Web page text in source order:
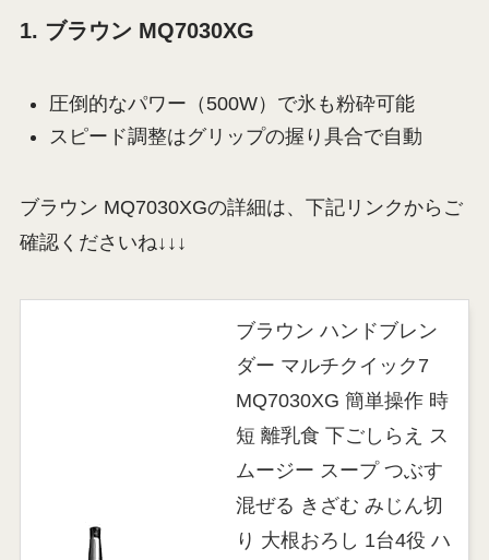
1. ブラウン MQ7030XG
圧倒的なパワー（500W）で氷も粉砕可能
スピード調整はグリップの握り具合で自動
ブラウン MQ7030XGの詳細は、下記リンクからご
確認くださいね↓↓↓
ブラウン ハンドブレン
ダー マルチクイック7
MQ7030XG 簡単操作 時
短 離乳食 下ごしらえ ス
ムージー スープ つぶす
混ぜる きざむ みじん切
り 大根おろし 1台4役 ハ